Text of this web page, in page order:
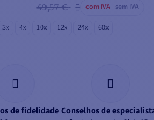
49,57 € com IVA sem IVA
3x 4x 10x 12x 24x 60x
de fidelidade Conselhos de